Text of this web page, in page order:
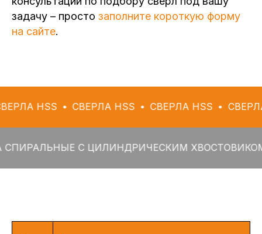
задачу – просто заполните короткую форму
на сайте.
СВЕРЛА HSS СВЕРЛА HSS СВЕРЛА HSS
С ЦИЛИНДРИЧЕСКИМ ХВОСТОВИКОМ